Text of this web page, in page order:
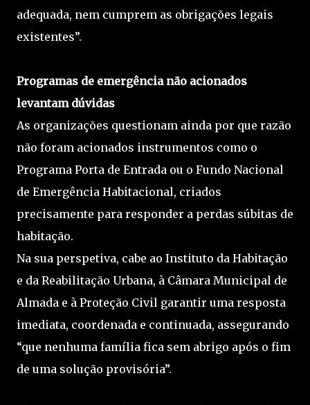
adequada, nem cumprem as obrigações legais
existentes”.
Programas de emergência não acionados
levantam dúvidas
As organizações questionam ainda por que razão
não foram acionados instrumentos como o
Programa Porta de Entrada ou o Fundo Nacional
de Emergência Habitacional, criados
precisamente para responder a perdas súbitas de
habitação.
Na sua perspetiva, cabe ao Instituto da Habitação
e da Reabilitação Urbana, à Câmara Municipal de
Almada e à Proteção Civil garantir uma resposta
imediata, coordenada e continuada, assegurando
“que nenhuma família fica sem abrigo após o fim
de uma solução provisória”.